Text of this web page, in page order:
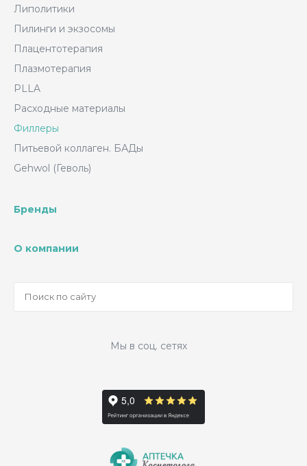
Липолитики
Пилинги и экзосомы
Плацентотерапия
Плазмотерапия
PLLA
Расходные материалы
Филлеры
Питьевой коллаген. БАДы
Gehwol (Геволь)
Бренды
О компании
Мы в соц. сетях